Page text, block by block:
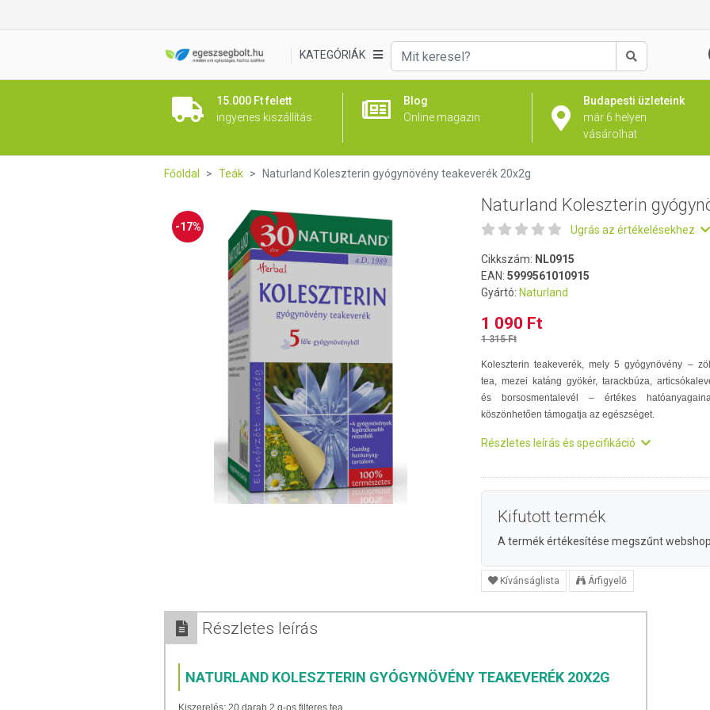
KATEGÓRIÁK
Keresés
15.000 Ft felett
ingyenes kiszállítás
Blog
Online magazin
Budapesti üzleteink
már 6 helyen
vásárolhat
Főoldal Teák Naturland Koleszterin gyógynövény teakeverék 20x2g
-17%
Naturland Koleszterin
Ugrás az értékelésekhez
Cikkszám: NL0915
EAN: 5999561010915
Gyártó: Naturland
1 090 Ft
1 315 Ft
Koleszterin teakeverék, mely 5 gyógynövény –
tea, mezei katáng gyökér, tarackbúza,
és borsosmentalevél – értékes
köszönhetően támogatja az egészséget.
Részletes leírás és specifikáció
Kifutott termék
A termék értékesítése megszűnt
Kívánságlista Árfigyelő
Részletes leírás
NATURLAND KOLESZTERIN GYÓGYNÖVÉNY TEAKEVERÉK 20X2G
Kiszerelés: 20 darab 2 g-os filteres tea